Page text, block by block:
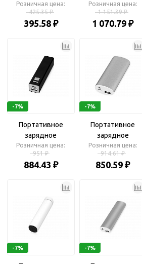
устройство
«Олдбери», 2200
mAh
Розничная цена:
425.35 ₽
395.58 ₽
устройство «Jive»,
2000 mAh
Розничная цена:
1 151.39 ₽
1 070.79 ₽
-7%
Портативное
зарядное
устройство
«Спейс», 3000 mAh
Розничная цена:
951 ₽
884.43 ₽
-7%
Портативное
зарядное
устройство
«Квазар», 4400 mAh
Розничная цена:
914.61 ₽
850.59 ₽
-7% -7%